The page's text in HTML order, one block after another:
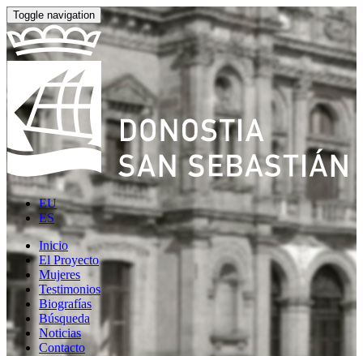
Toggle navigation
EU
ES
Inicio
El Proyecto
Mujeres
Testimonios
Biografías
Búsqueda
Noticias
Contacto